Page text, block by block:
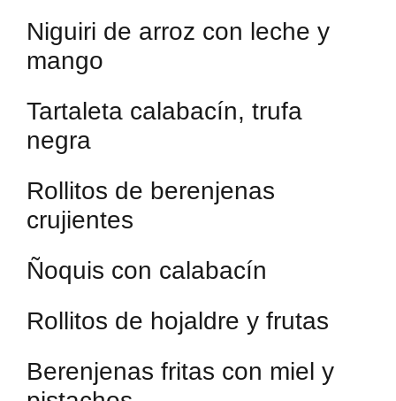
Niguiri de arroz con leche y
mango
Tartaleta calabacín, trufa
negra
Rollitos de berenjenas
crujientes
Ñoquis con calabacín
Rollitos de hojaldre y frutas
Berenjenas fritas con miel y